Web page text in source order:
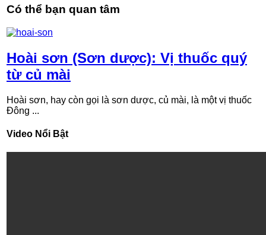
Có thể bạn quan tâm
Hoài sơn (Sơn dược): Vị thuốc quý
từ củ mài
Hoài sơn, hay còn gọi là sơn dược, củ mài, là một vị thuốc
Đông ...
Video Nổi Bật